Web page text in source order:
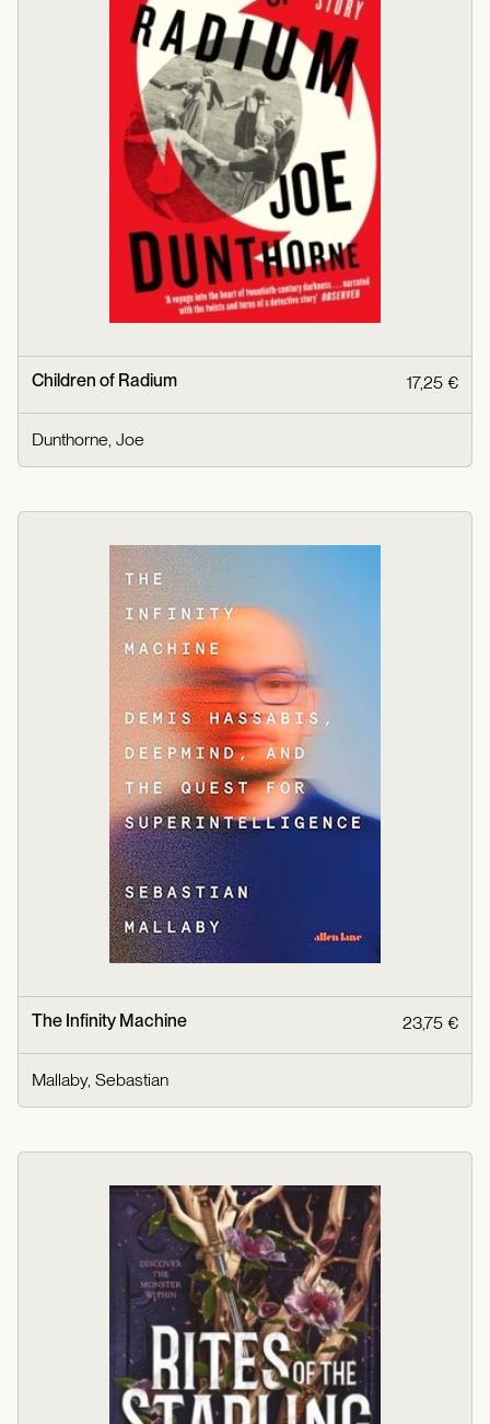
Children of Radium 17,25 €
Dunthorne, Joe
The Infinity Machine 23,75 €
Mallaby, Sebastian